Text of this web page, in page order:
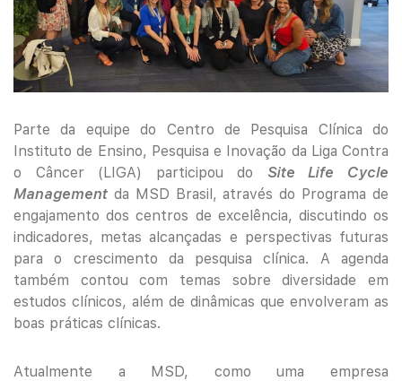
Parte da equipe do Centro de Pesquisa Clínica do
Instituto de Ensino, Pesquisa e Inovação da Liga Contra
o Câncer (LIGA) participou do Site Life Cycle
Management da MSD Brasil, através do Programa de
engajamento dos centros de excelência, discutindo os
indicadores, metas alcançadas e perspectivas futuras
para o crescimento da pesquisa clínica. A agenda
também contou com temas sobre diversidade em
estudos clínicos, além de dinâmicas que envolveram as
boas práticas clínicas.
Atualmente a MSD, como uma empresa